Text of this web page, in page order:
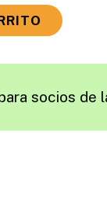
socios de